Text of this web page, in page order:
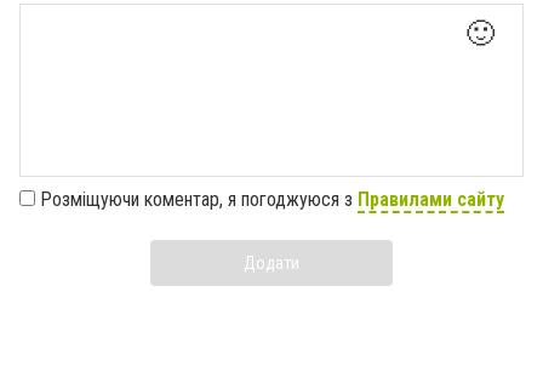
🙂
Розміщуючи коментар, я погоджуюся з Правилами сайту
Додати